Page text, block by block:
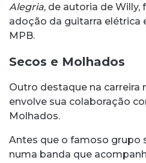
Alegria, de autoria de Willy,
adoção da guitarra elétrica
MPB.
Secos e Molhados
Outro destaque na carreira
envolve sua colaboração
Molhados.
Antes que o famoso grupo
numa banda que